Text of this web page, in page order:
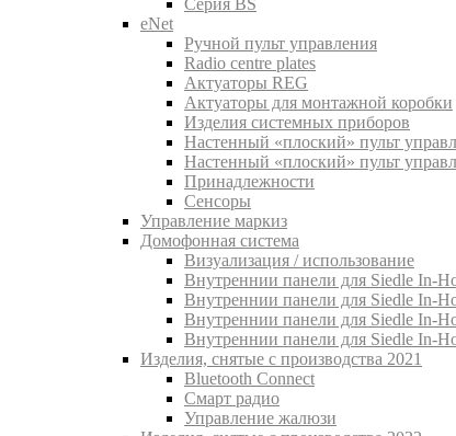
Серия BS
eNet
Pучной пульт управления
Radio centre plates
Актуаторы REG
Актуаторы для монтажной коробки
Изделия системных приборов
Настенный «плоский» пульт
Настенный «плоский» пульт
Принадлежности
Сенсоры
Управление маркиз
Домофонная система
Визуализация / использование
Внутреннии панели для Siedle In-
Внутреннии панели для Siedle In-
Внутреннии панели для Siedle In-
Внутреннии панели для Siedle In-
Изделия, снятые с производства 2021
Bluetooth Connect
Смарт радио
Управление жалюзи